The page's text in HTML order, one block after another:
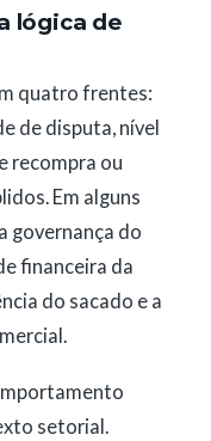
lógica de
quatro frentes:
de disputa, nível
recompra ou
Em alguns
governança do
financeira da
do sacado e a
setorial.